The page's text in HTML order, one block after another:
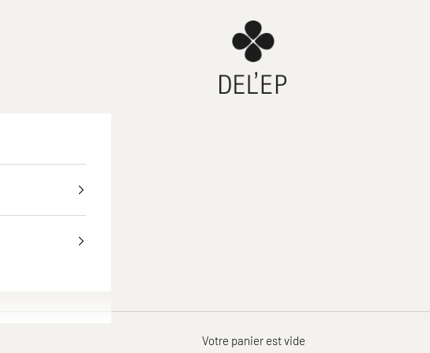
Votre panier est vide